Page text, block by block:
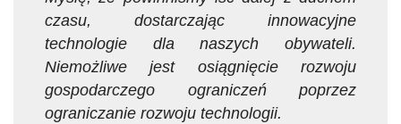
czasu, dostarczając innowacyjne
technologie dla naszych obywateli.
Niemożliwe jest osiągnięcie rozwoju
gospodarczego ograniczeń poprzez
ograniczanie rozwoju technologii.